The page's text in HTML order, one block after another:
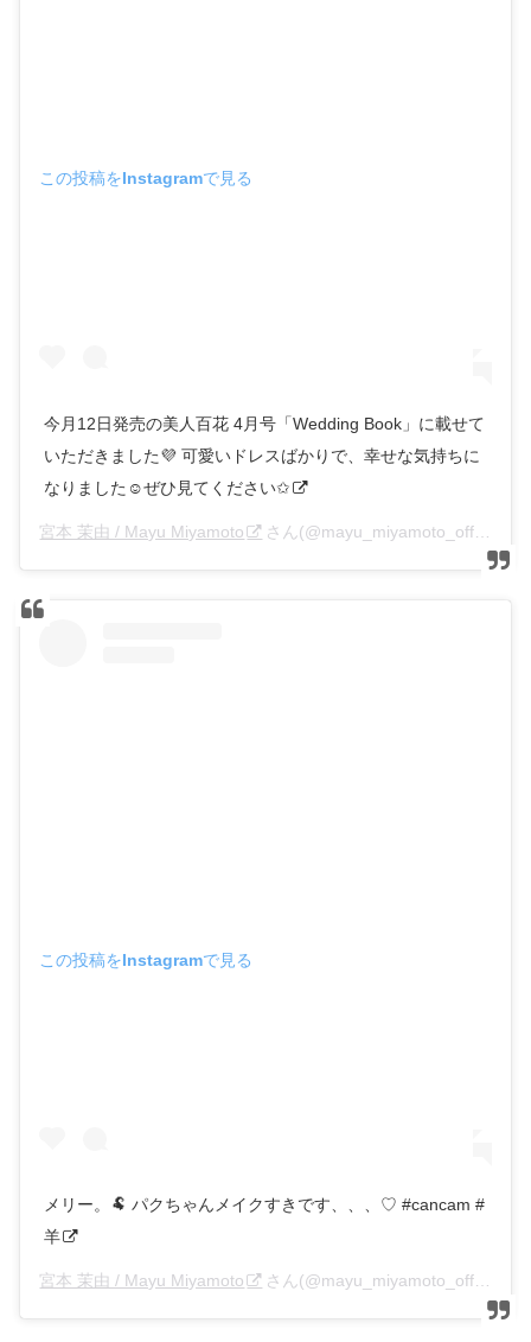
この投稿をInstagramで見る
今月12日発売の美人百花 4月号「Wedding Book」に載せて
いただきました💜 可愛いドレスばかりで、幸せな気持ちに
なりました☺️ぜひ見てください✩︎
宮本 茉由 / Mayu Miyamoto さん(@mayu_miyamoto_official)がシェアした投稿 –
この投稿をInstagramで見る
メリー。🐏 パクちゃんメイクすきです、、、♡ #cancam #
羊
宮本 茉由 / Mayu Miyamoto さん(@mayu_miyamoto_official)がシェアした投稿 –